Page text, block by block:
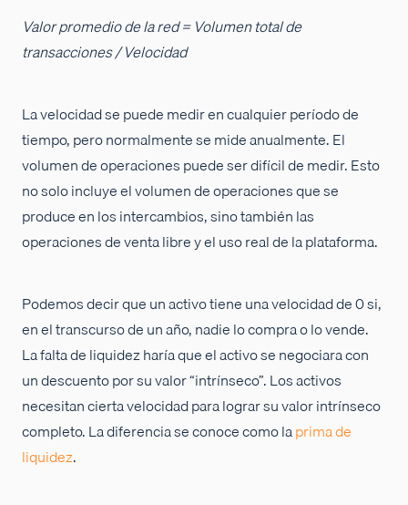
Valor promedio de la red = Volumen total de
transacciones / Velocidad
La velocidad se puede medir en cualquier período de
tiempo, pero normalmente se mide anualmente. El
volumen de operaciones puede ser difícil de medir. Esto
no solo incluye el volumen de operaciones que se
produce en los intercambios, sino también las
operaciones de venta libre y el uso real de la plataforma.
Podemos decir que un activo tiene una velocidad de 0 si,
en el transcurso de un año, nadie lo compra o lo vende.
La falta de liquidez haría que el activo se negociara con
un descuento por su valor “intrínseco”. Los activos
necesitan cierta velocidad para lograr su valor intrínseco
completo. La diferencia se conoce como laprima de
liquidez.